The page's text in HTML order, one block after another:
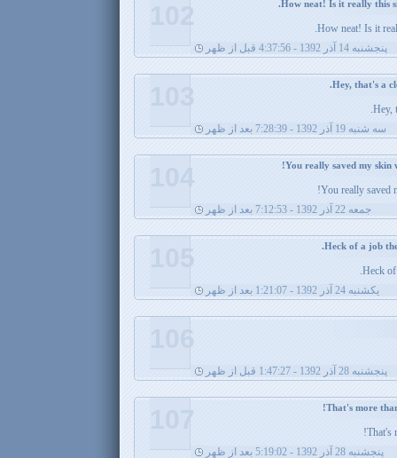
How neat! Is it
پنجشنبه 14 آذر 1392 - 4:37:56 قبل از ظهر
102
Hey,
سه شنبه 19 آذر 1392 - 7:28:39 بعد از ظهر
103
You really saved
جمعه 22 آذر 1392 - 7:12:53 بعد از ظهر
104
Heck of
يکشنبه 24 آذر 1392 - 1:21:07 بعد از ظهر
105
پنجشنبه 28 آذر 1392 - 1:47:27 قبل از ظهر
106
That's
پنجشنبه 28 آذر 1392 - 5:19:02 بعد از ظهر
107